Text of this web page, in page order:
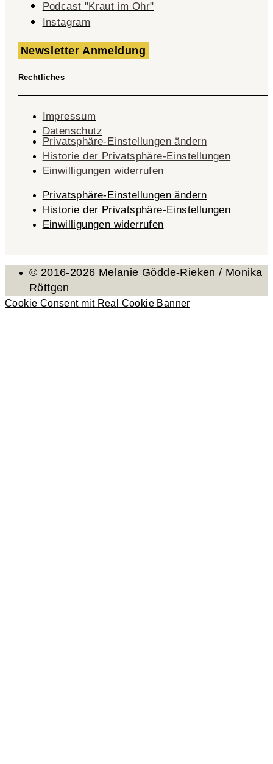
Podcast "Kraut im Ohr"
Instagram
Newsletter Anmeldung
Rechtliches
Impressum
Datenschutz
Privatsphäre-Einstellungen ändern
Historie der Privatsphäre-Einstellungen
Einwilligungen widerrufen
Privatsphäre-Einstellungen ändern
Historie der Privatsphäre-Einstellungen
Einwilligungen widerrufen
© 2016-2026 Melanie Gödde-Rieken / Monika
Röttgen
Cookie Consent mit Real Cookie Banner